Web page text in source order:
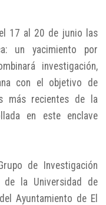
17 al 20 de junio las
un yacimiento por
investigación,
con el objetivo de
más recientes de la
en este enclave
de Investigación
de la Universidad de
Ayuntamiento de El